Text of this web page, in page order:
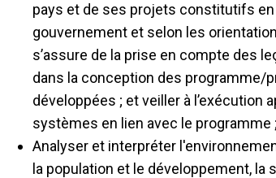
pays et de ses projets constitutifs
gouvernement et selon les
s’assure de la prise en compte des
dans la conception des programme/
développées ; et veiller à
systèmes en lien avec le programme ;
Analyser et interpréter
la population et le développement,